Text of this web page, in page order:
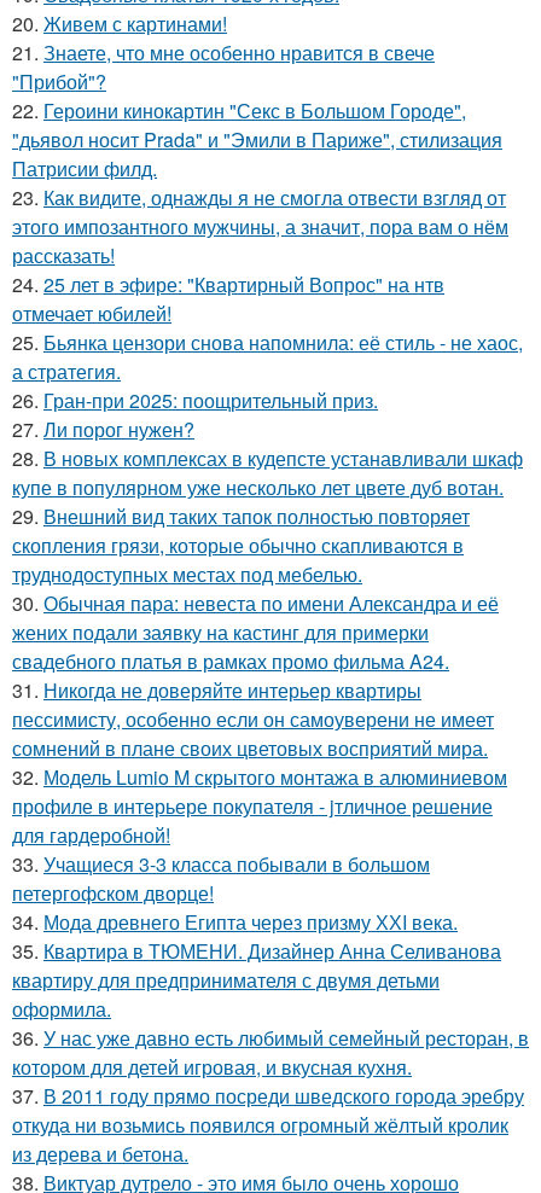
20. Живем с картинами!
21. Знаете, что мне особенно нравится в свече
"Прибой"?
22. Героини кинокартин "Секс в Большом Городе",
"дьявол носит Prada" и "Эмили в Париже", стилизация
Патрисии филд.
23. Как видите, однажды я не смогла отвести взгляд от
этого импозантного мужчины, а значит, пора вам о нём
рассказать!
24. 25 лет в эфире: "Квартирный Вопрос" на нтв
отмечает юбилей!
25. Бьянка цензори снова напомнила: её стиль - не хаос,
а стратегия.
26. Гран-при 2025: поощрительный приз.
27. Ли порог нужен?
28. В новых комплексах в кудепсте устанавливали шкаф
купе в популярном уже несколько лет цвете дуб вотан.
29. Внешний вид таких тапок полностью повторяет
скопления грязи, которые обычно скапливаются в
труднодоступных местах под мебелью.
30. Обычная пара: невеста по имени Александра и её
жених подали заявку на кастинг для примерки
свадебного платья в рамках промо фильма A24.
31. Никогда не доверяйте интерьер квартиры
пессимисту, особенно если он самоуверени не имеет
сомнений в плане своих цветовых восприятий мира.
32. Модель Lumio M скрытого монтажа в алюминиевом
профиле в интерьере покупателя - jтличное решение
для гардеробной!
33. Учащиеся 3-3 класса побывали в большом
петергофском дворце!
34. Мода древнего Египта через призму ХХI века.
35. Квартира в ТЮМЕНИ. Дизайнер Анна Селиванова
квартиру для предпринимателя с двумя детьми
оформила.
36. У нас уже давно есть любимый семейный ресторан, в
котором для детей игровая, и вкусная кухня.
37. В 2011 году прямо посреди шведского города эребру
откуда ни возьмись появился огромный жёлтый кролик
из дерева и бетона.
38. Виктуар дутрело - это имя было очень хорошо